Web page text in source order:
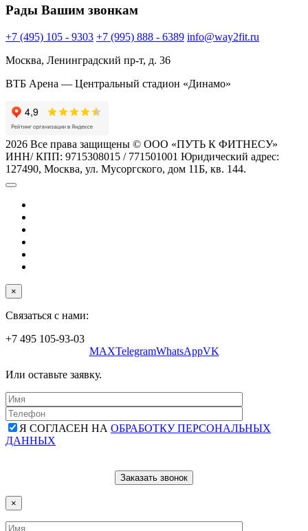
Рады Вашим звонкам
+7 (495) 105 - 9303 +7 (995) 888 - 6389 info@way2fit.ru
Москва, Ленинградский пр-т, д. 36
ВТБ Арена — Центральный стадион «Динамо»
2026 Все права защищены © ООО «ПУТЬ К ФИТНЕСУ»
ИНН/ КПП: 9715308015 / 771501001 Юридический адрес:
127490, Москва, ул. Мусоргского, дом 11Б, кв. 144.
×
Связаться с нами:
+7 495 105-93-03
MAXTelegramWhatsAppVK
Или оставьте заявку.
Я СОГЛАСЕН НА ОБРАБОТКУ ПЕРСОНАЛЬНЫХ
ДАННЫХ
×